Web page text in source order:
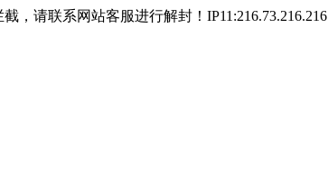
，请联系网站客服进行解封！IP11:216.73.216.216